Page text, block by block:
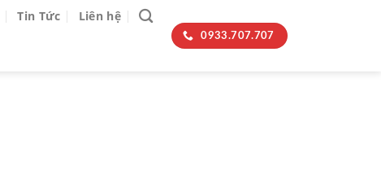
Tin Tức Liên hệ
0933.707.707